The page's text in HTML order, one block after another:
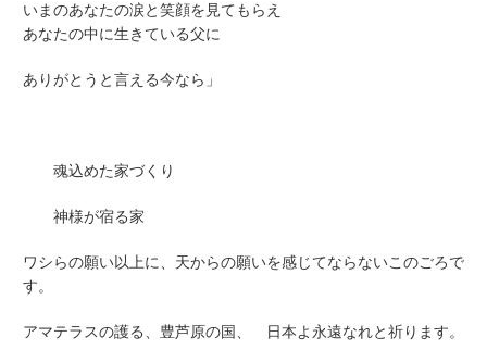
いまのあなたの涙と笑顔を見てもらえ
あなたの中に生きている父に
ありがとうと言える今なら」
魂込めた家づくり
神様が宿る家
ワシらの願い以上に、天からの願いを感じてならないこのごろで
す。
アマテラスの護る、豊芦原の国、 日本よ永遠なれと祈ります。